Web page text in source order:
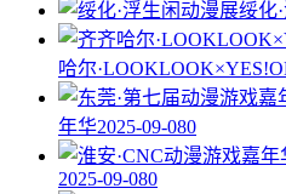
绥化
哈尔
年华2025-09-080
2025-09-080